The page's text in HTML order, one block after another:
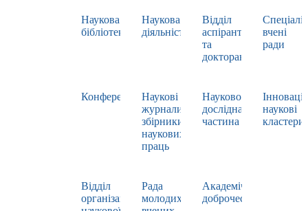
Наукова
бібліотека
Наукова
діяльність
Відділ
аспірантури
та
докторантури
вчені
ради
Конференції
Наукові
журнали,
збірники
наукових
праць
Науково-
дослідна
частина
наукові
кластери
Відділ
організації
Рада
молодих
Академічна
доброчесність